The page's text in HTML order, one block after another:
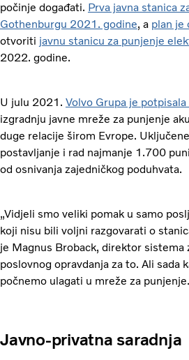
počinje događati. Prva javna stanica
Gothenburgu 2021. godine, a plan je
otvoriti javnu stanicu za punjenje
2022. godine.
U julu 2021. Volvo Grupa je
izgradnju javne mreže za punjenje
duge relacije širom Evrope.
postavljanje i rad najmanje 1.700
od osnivanja zajedničkog poduhvata.
„Vidjeli smo veliki pomak u samo
koji nisu bili voljni razgovarati o
je Magnus Broback, direktor sistema
poslovnog opravdanja za to. Ali sada
počnemo ulagati u mreže za
Javno-privatna saradnja